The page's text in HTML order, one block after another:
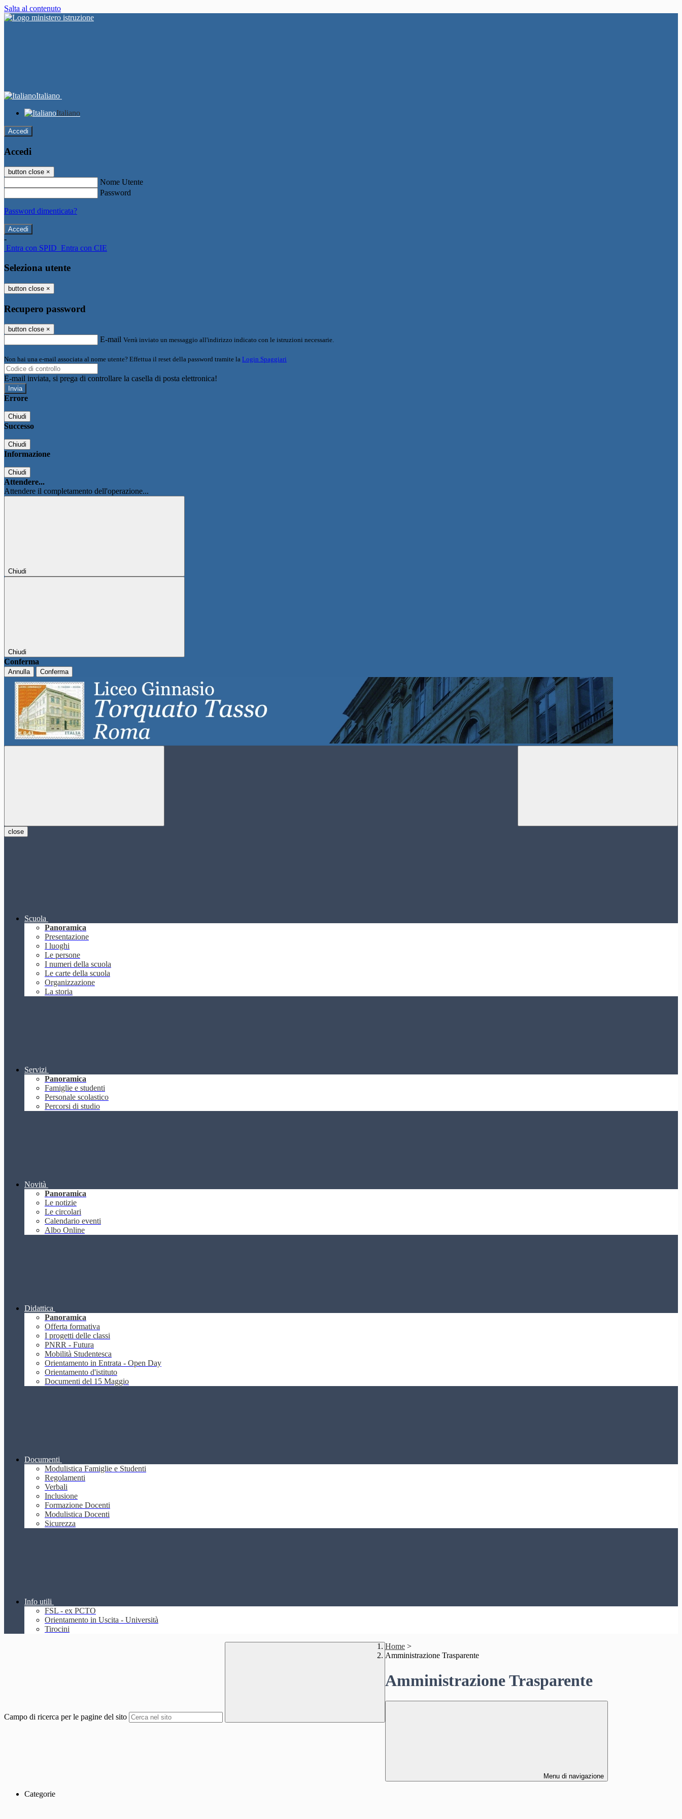
Salta al contenuto
Italiano
Italiano
Accedi
Accedi
button close ×
Nome Utente
Password
Password dimenticata?
-
Entra con SPID Entra con CIE
Seleziona utente
button close ×
Recupero password
button close ×
E-mail Verrà inviato un messaggio all'indirizzo indicato con le istruzioni necessarie.
Non hai una e-mail associata al nome utente? Effettua il reset della password tramite la Login Spaggiari
E-mail inviata, si prega di controllare la casella di posta elettronica!
Errore
Chiudi
Successo
Chiudi
Informazione
Chiudi
Attendere...
Attendere il completamento dell'operazione...
Chiudi
Chiudi
Conferma
Annulla Conferma
close
Scuola
Panoramica
Presentazione
I luoghi
Le persone
I numeri della scuola
Le carte della scuola
Organizzazione
La storia
Servizi
Panoramica
Famiglie e studenti
Personale scolastico
Percorsi di studio
Novità
Panoramica
Le notizie
Le circolari
Calendario eventi
Albo Online
Didattica
Panoramica
Offerta formativa
I progetti delle classi
PNRR - Futura
Mobilità Studentesca
Orientamento in Entrata - Open Day
Orientamento d'istituto
Documenti del 15 Maggio
Documenti
Modulistica Famiglie e Studenti
Regolamenti
Verbali
Inclusione
Formazione Docenti
Modulistica Docenti
Sicurezza
Info utili
FSL - ex PCTO
Orientamento in Uscita - Università
Tirocini
Campo di ricerca per le pagine del sito
Home >
Amministrazione Trasparente
Amministrazione Trasparente
Menu di navigazione
Categorie